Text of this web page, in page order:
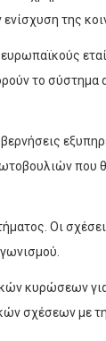
της
το σύστημα
που
Οι
κυρώσεων
σχέσεων με